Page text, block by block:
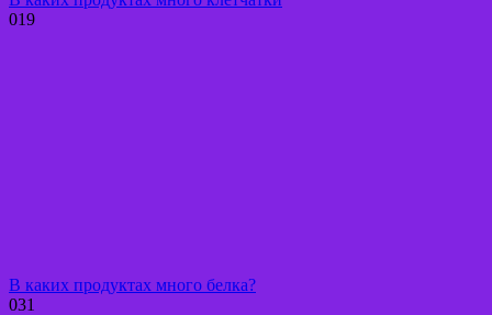
019
В каких продуктах много белка?
031